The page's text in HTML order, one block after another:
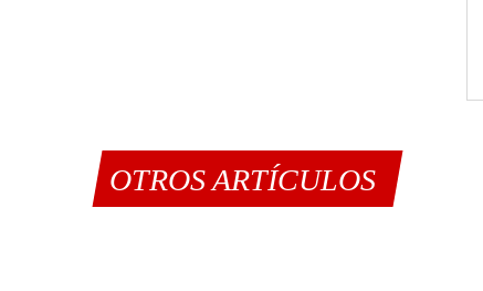
OTROS ARTÍCULOS